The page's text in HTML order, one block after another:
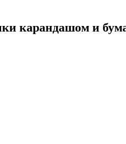
карандашом и